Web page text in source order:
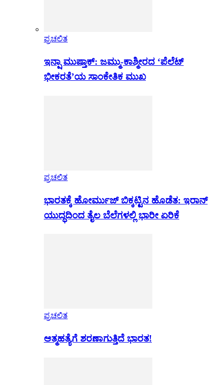
ಪ್ರಚಲಿತ
ಇನ್ಷಾ ಮುಷ್ತಾಕ್: ಜಮ್ಮು-ಕಾಶ್ಮೀರದ ‘ಪೆಲೆಟ್
ಭೀಕರತೆ’ಯ ಸಾಂಕೇತಿಕ ಮುಖ
ಪ್ರಚಲಿತ
ಭಾರತಕ್ಕೆ ಹೋರ್ಮುಜ್ ಬಿಕ್ಕಟ್ಟಿನ ಹೊಡೆತ: ಇರಾನ್
ಯುದ್ಧದಿಂದ ತೈಲ ಬೆಲೆಗಳಲ್ಲಿ ಭಾರೀ ಏರಿಕೆ
ಪ್ರಚಲಿತ
ಆತ್ಮಹತ್ಯೆಗೆ ಶರಣಾಗುತ್ತಿದೆ ಭಾರತ!